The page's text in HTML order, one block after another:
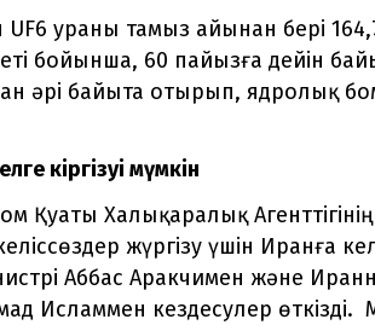
ураны тамыз айынан бері
бойынша, 60 пайызға дейін
әрі байыта отырып, ядролық
кіргізуі мүмкін
Қуаты Халықаралық
жүргізу үшін Иранға
Аббас Аракчимен және
Исламмен кездесулер өткізді.